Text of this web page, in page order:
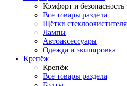
Комфорт и безопасность
Все товары раздела
Щётки стеклоочистителя
Лампы
Автоаксессуары
Одежда и экипировка
Крепёж
Крепёж
Все товары раздела